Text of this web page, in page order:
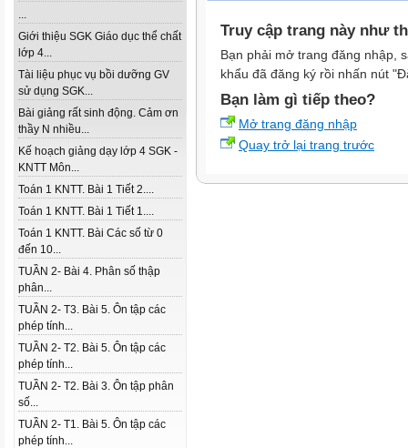
...
Giới thiệu SGK Giáo dục thể chất
lớp 4...
Tài liệu phục vụ bồi dưỡng GV
sử dụng SGK...
Bài giảng rất sinh động. Cảm ơn
thầy N nhiều...
Kế hoạch giảng dạy lớp 4 SGK -
KNTT Môn...
Toán 1 KNTT. Bài 1 Tiết 2....
Toán 1 KNTT. Bài 1 Tiết 1....
Toán 1 KNTT. Bài Các số từ 0
đến 10...
TUẦN 2- Bài 4. Phân số thập
phân...
TUẦN 2- T3. Bài 5. Ôn tập các
phép tính...
TUẦN 2- T2. Bài 5. Ôn tập các
phép tính...
TUẦN 2- T2. Bài 3. Ôn tập phân
số...
TUẦN 2- T1. Bài 5. Ôn tập các
phép tính...
Truy cập trang này như
Bạn phải mở trang đăng nhập,
khẩu đã đăng ký rồi nhấn nút
Bạn làm gì tiếp theo?
Mở trang đăng nhập
Quay trở lại trang trước